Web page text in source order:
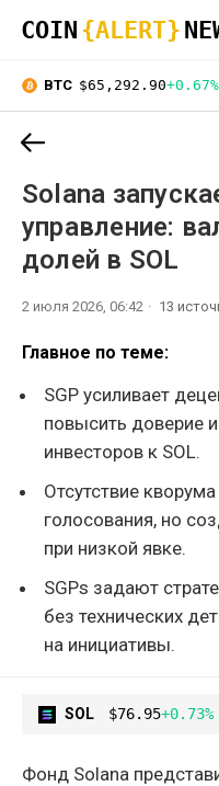
COIN {ALERT}
BTC $65,292.90+0.67%
Solana
управление:
долей в SOL
2 июля 2026, 06:42 13
Главное по теме:
SGP усиливает
повысить доверие
инвесторов к SOL.
Отсутствие
голосования, но
при низкой явке.
SGPs задают
без технических
на инициативы.
SOL $76.95+0.73%
Фонд Solana